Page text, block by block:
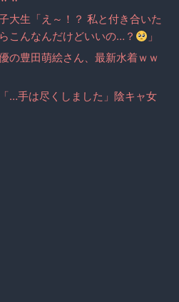
大生「え～！？ 私と付き合いた
こんなんだけどいいの…？
」
の豊田萌絵さん、最新水着ｗｗ
「…手は尽くしました」陰キャ女